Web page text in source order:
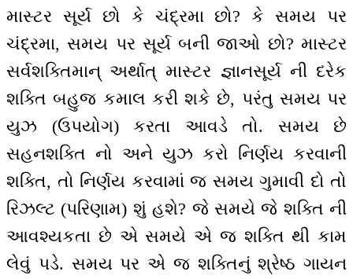
માસ્ટર સૂર્ય છો કે ચંદ્રમા છો? કે સમય પર
ચંદ્રમા, સમય પર સૂર્ય બની જાઓ છો? માસ્ટર
સર્વશક્તિમાન્ અર્થાત્ માસ્ટર જ્ઞાનસૂર્ય ની દરેક
શક્તિ બહુજ કમાલ કરી શકે છે, પરંતુ સમય પર
યુઝ (ઉપયોગ) કરતા આવડે તો. સમય છે
સહનશક્તિ નો અને યુઝ કરો નિર્ણય કરવાની
શક્તિ, તો નિર્ણય કરવામાં જ સમય ગુમાવી દો તો
રિઝલ્ટ (પરિણામ) શું હશે? જે સમયે જે શક્તિ ની
આવશ્યકતા છે એ સમયે એ જ શક્તિ થી કામ
લેવું પડે. સમય પર એ જ શક્તિનું શ્રેષ્ઠ ગાયન